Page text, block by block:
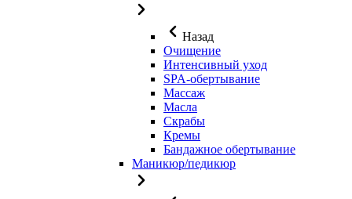
Назад
Очищение
Интенсивный уход
SPA-обертывание
Массаж
Масла
Скрабы
Кремы
Бандажное обертывание
Маникюр/педикюр